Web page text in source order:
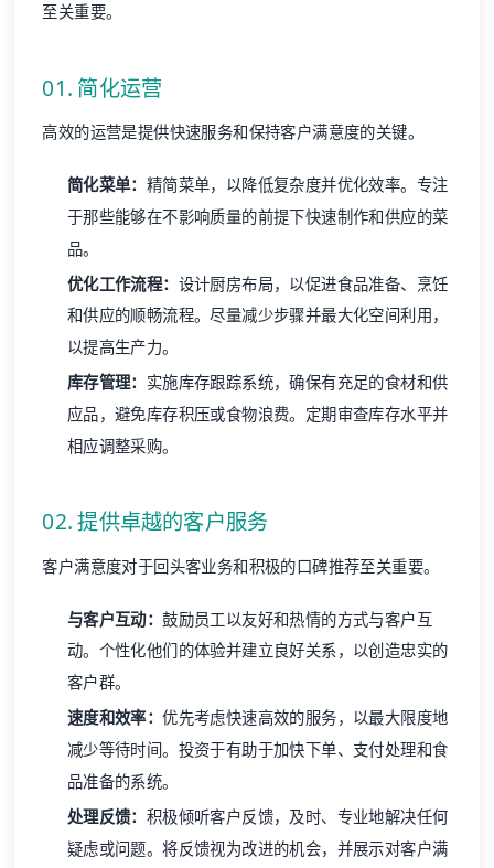
至关重要。
01. 简化运营
高效的运营是提供快速服务和保持客户满意度的关键。
简化菜单： 精简菜单，以降低复杂度并优化效率。专注
于那些能够在不影响质量的前提下快速制作和供应的菜
品。
优化工作流程： 设计厨房布局，以促进食品准备、烹饪
和供应的顺畅流程。尽量减少步骤并最大化空间利用，
以提高生产力。
库存管理： 实施库存跟踪系统，确保有充足的食材和供
应品，避免库存积压或食物浪费。定期审查库存水平并
相应调整采购。
02. 提供卓越的客户服务
客户满意度对于回头客业务和积极的口碑推荐至关重要。
与客户互动：鼓励员工以友好和热情的方式与客户互
动。个性化他们的体验并建立良好关系，以创造忠实的
客户群。
速度和效率：优先考虑快速高效的服务，以最大限度地
减少等待时间。投资于有助于加快下单、支付处理和食
品准备的系统。
处理反馈： 积极倾听客户反馈，及时、专业地解决任何
疑虑或问题。将反馈视为改进的机会，并展示对客户满